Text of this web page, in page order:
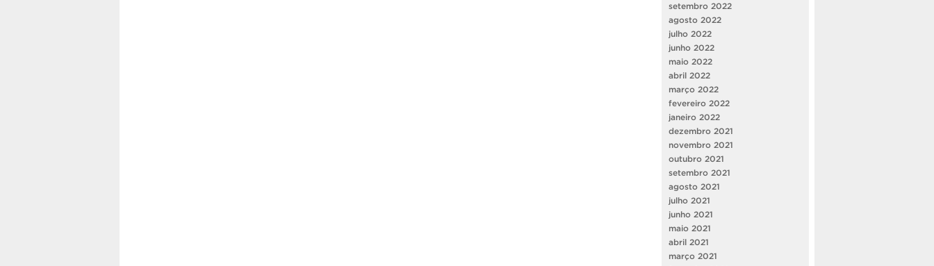
setembro 2022
agosto 2022
julho 2022
junho 2022
maio 2022
abril 2022
março 2022
fevereiro 2022
janeiro 2022
dezembro 2021
novembro 2021
outubro 2021
setembro 2021
agosto 2021
julho 2021
junho 2021
maio 2021
abril 2021
março 2021